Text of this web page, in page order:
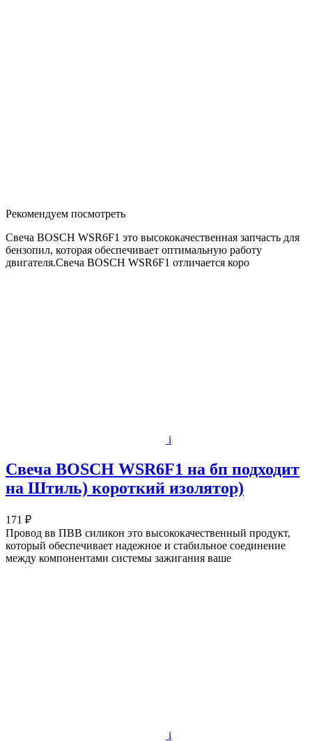
Рекомендуем посмотреть
Свеча BOSCH WSR6F1 это высококачественная запчасть для
бензопил, которая обеспечивает оптимальную работу
двигателя.Свеча BOSCH WSR6F1 отличается коро
i
Свеча BOSCH WSR6F1 на бп подходит
на Штиль) короткий изолятор)
171 ₽
Провод вв ПВВ силикон это высококачественный продукт,
который обеспечивает надежное и стабильное соединение
между компонентами системы зажигания ваше
i